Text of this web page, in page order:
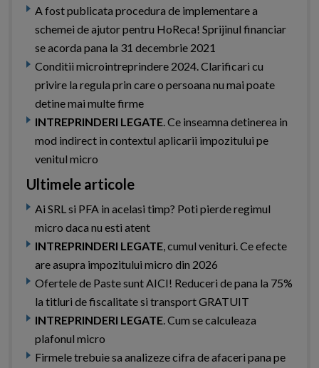
A fost publicata procedura de implementare a
schemei de ajutor pentru HoReca! Sprijinul financiar
se acorda pana la 31 decembrie 2021
Conditii microintreprindere 2024. Clarificari cu
privire la regula prin care o persoana nu mai poate
detine mai multe firme
INTREPRINDERI LEGATE. Ce inseamna detinerea in
mod indirect in contextul aplicarii impozitului pe
venitul micro
Ultimele articole
Ai SRL si PFA in acelasi timp? Poti pierde regimul
micro daca nu esti atent
INTREPRINDERI LEGATE, cumul venituri. Ce efecte
are asupra impozitului micro din 2026
Ofertele de Paste sunt AICI! Reduceri de pana la 75%
la titluri de fiscalitate si transport GRATUIT
INTREPRINDERI LEGATE. Cum se calculeaza
plafonul micro
Firmele trebuie sa analizeze cifra de afaceri pana pe